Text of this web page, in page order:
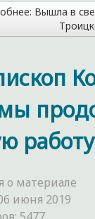
Вышла в
материале
июня 2019